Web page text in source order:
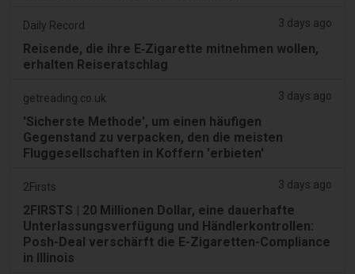
Daily Record 3 days ago
Reisende, die ihre E‑Zigarette mitnehmen wollen,
erhalten Reiseratschlag
getreading.co.uk 3 days ago
'Sicherste Methode', um einen häufigen
Gegenstand zu verpacken, den die meisten
Fluggesellschaften in Koffern 'erbieten'
2Firsts 3 days ago
2FIRSTS | 20 Millionen Dollar, eine dauerhafte
Unterlassungsverfügung und Händlerkontrollen:
Posh-Deal verschärft die E-Zigaretten-Compliance
in Illinois